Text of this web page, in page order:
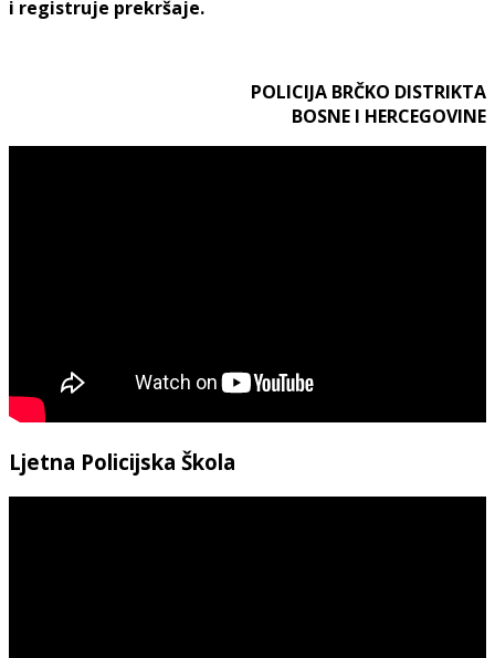
i registruje prekršaje.
POLICIJA BRČKO DISTRIKTA
BOSNE I HERCEGOVINE
Ljetna Policijska Škola